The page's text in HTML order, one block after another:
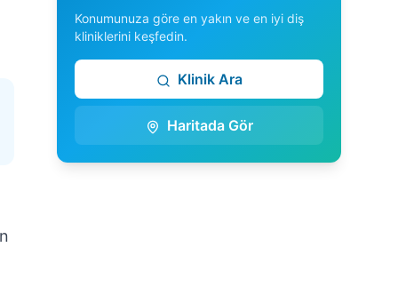
Konumunuza göre en yakın ve en iyi diş
kliniklerini keşfedin.
Klinik Ara
Haritada Gör